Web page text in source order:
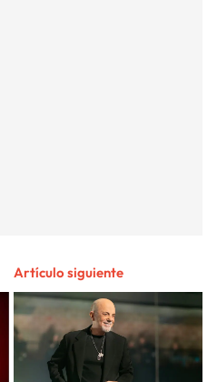
Artículo siguiente